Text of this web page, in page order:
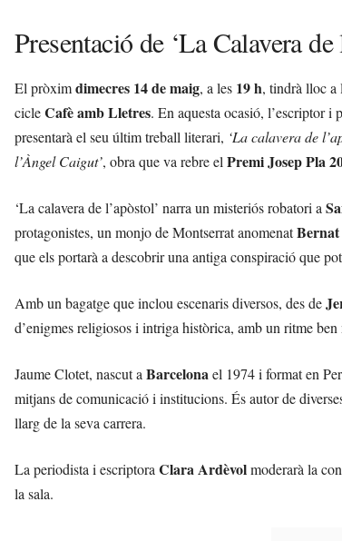
Presentació de ‘La Calavera
El pròximdimecres 14 de maig, a les 19 h, tindrà lloc a
cicleCafè amb Lletres. En aquesta ocasió, l’escriptor i
presentarà el seu últim treball literari, ‘La calavera de
l’Àngel Caigut’, obra que va rebre el Premi Josep Pla
‘La calavera de l’apòstol’ narra un misteriós robatori a
protagonistes, un monjo de Montserrat anomenat
que els portarà a descobrir una antiga conspiració que
Amb un bagatge que inclou escenaris diversos, des de
d’enigmes religiosos i intriga històrica, amb un ritme
Jaume Clotet, nascut a Barcelonael 1974 i format en
mitjans de comunicació i institucions. És autor de
llarg de la seva carrera.
La periodista i escriptora Clara Ardèvolmoderarà la
la sala.